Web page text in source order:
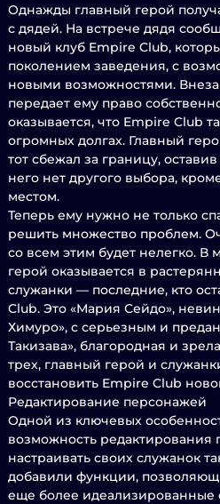
Однажды главный герой
с дядей. На встрече дядя
новый клуб Empire Club,
поколением заведения, с
новыми возможностями.
передает ему право
оказывается, что Empire Club
огромных долгах. Главный
тот сбежал за границу,
него нет другого выбора,
местом.
Теперь ему нужно не только
решить множество проблем.
со всем этим будет нелегко. В
герой оказывается в
служанки — последние, кто
Club. Это «Мария Сейдо»,
Химуро», с серьезным и
Такизава», благородная и
трех, главный герой и
восстановить Empire Club
Редактирование персонажей
Одной из ключевых
возможность
настраивать своих служанок
добавили функции,
еще более идеализированные